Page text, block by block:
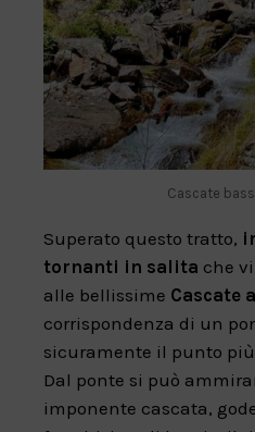
Cascate
Superato questo tratto,
tornanti in salita che
alle bellissime Cascate
corrispondenza di un
sicuramente il punto
Dal ponte si può
imponente cascata,